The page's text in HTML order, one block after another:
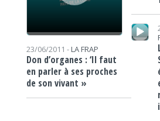
23/06/2011 - LA FRAP
Don d’organes : ‘Il faut
en parler à ses proches
de son vivant »
Lecteur audio